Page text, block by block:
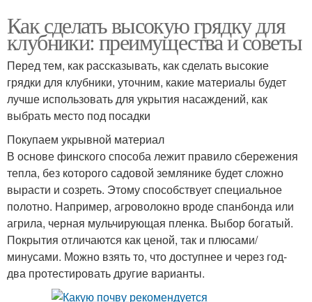
Как сделать высокую грядку для
клубники: преимущества и советы
Перед тем, как рассказывать, как сделать высокие
грядки для клубники, уточним, какие материалы будет
лучше использовать для укрытия насаждений, как
выбрать место под посадки
Покупаем укрывной материал
В основе финского способа лежит правило сбережения
тепла, без которого садовой землянике будет сложно
вырасти и созреть. Этому способствует специальное
полотно. Например, агроволокно вроде спанбонда или
агрила, черная мульчирующая пленка. Выбор богатый.
Покрытия отличаются как ценой, так и плюсами/
минусами. Можно взять то, что доступнее и через год-
два протестировать другие варианты.